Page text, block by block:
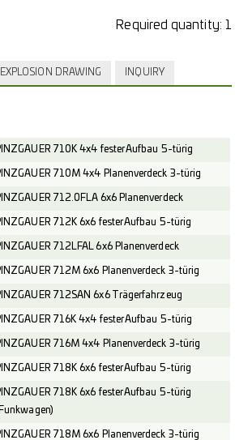
Required quantity: 1
EXPLOSION DRAWING INQUIRY
710K 4x4 fester Aufbau 5-türig
710M 4x4 Planenverdeck 3-türig
712.0FLA 6x6 Planenverdeck
712K 6x6 fester Aufbau 5-türig
712LFAL 6x6 Planenverdeck
712M 6x6 Planenverdeck 3-türig
712SAN 6x6 Trägerfahrzeug
716K 4x4 fester Aufbau 5-türig
716M 4x4 Planenverdeck 3-türig
718K 6x6 fester Aufbau 5-türig
718K 6x6 fester Aufbau 5-türig
718M 6x6 Planenverdeck 3-türig